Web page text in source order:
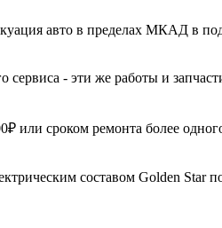
авто в пределах МКАД в
сервиса - эти же работы и
или сроком ремонта более
составом Golden Star